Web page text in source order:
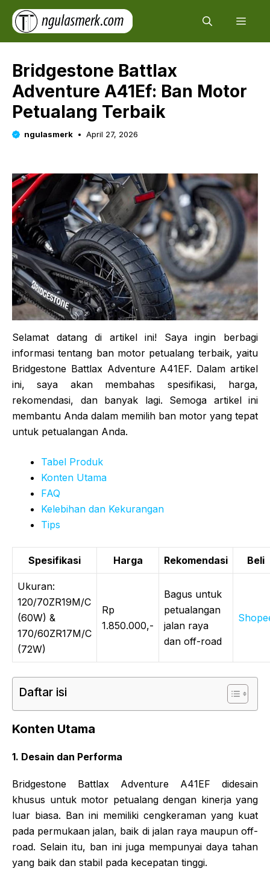
Skip
content
Bridgestone Battlax
Adventure A41Ef: Ban Motor
Petualang Terbaik
ngulasmerk April 27, 2026
Selamat datang di artikel ini! Saya ingin berbagi
informasi tentang ban motor petualang terbaik, yaitu
Bridgestone Battlax Adventure A41EF. Dalam artikel
ini, saya akan membahas spesifikasi, harga,
rekomendasi, dan banyak lagi. Semoga artikel ini
membantu Anda dalam memilih ban motor yang tepat
untuk petualangan Anda.
Tabel Produk
Konten Utama
FAQ
Kelebihan dan Kekurangan
Tips
Spesifikasi Harga Rekomendasi Beli
Ukuran:
120/70ZR19M/C
(60W) &
170/60ZR17M/C
(72W)
Rp
1.850.000,-
Bagus untuk
petualangan
jalan raya
dan off-road
Daftar isi
Konten Utama
1. Desain dan Performa
Bridgestone Battlax Adventure A41EF didesain
khusus untuk motor petualang dengan kinerja yang
luar biasa. Ban ini memiliki cengkeraman yang kuat
pada permukaan jalan, baik di jalan raya maupun off-
road. Selain itu, ban ini juga mempunyai daya tahan
yang baik dan stabil pada kecepatan tinggi.